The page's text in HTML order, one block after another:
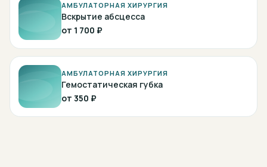
АМБУЛАТОРНАЯ ХИРУРГИЯ
Вскрытие абсцесса
от 1 700 ₽
АМБУЛАТОРНАЯ ХИРУРГИЯ
Гемостатическая губка
от 350 ₽